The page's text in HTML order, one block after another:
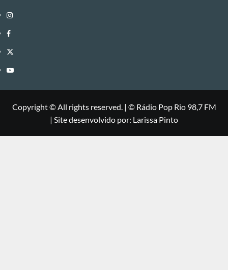
Instagram
Facebook
Twitter
Youtube
Copyright © All rights reserved. | ©Rádio Pop Rio 98,7 FM
| Site desenvolvido por: Larissa Pinto